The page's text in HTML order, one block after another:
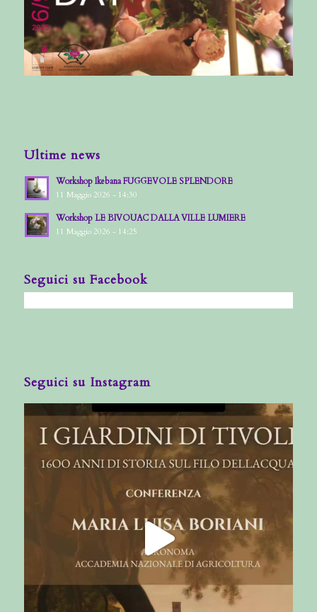
Ultime news
Workshop Ikebana FUGGEVOLE SPLENDORE
11 Maggio 2026 - 14:30
Workshop LE BIVOUAC DALLA VILLE LUMIERE
11 Maggio 2026 - 14:25
Seguici su Facebook
Seguici su Instagram